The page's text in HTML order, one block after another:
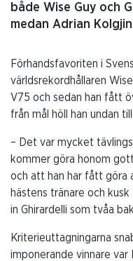
både Wise Guy och
medan Adrian
Förhandsfavoriten i
världsrekordhållaren
V75 och sedan han fått
från mål höll han undan
– Det var mycket
kommer göra honom
och att han har fått göra
hästens tränare och
in Ghirardelli som tvåa
Kriterieuttagningarna
imponerande vinnare